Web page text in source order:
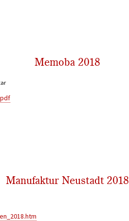
Memoba 2018
Manufaktur Neustadt 2018